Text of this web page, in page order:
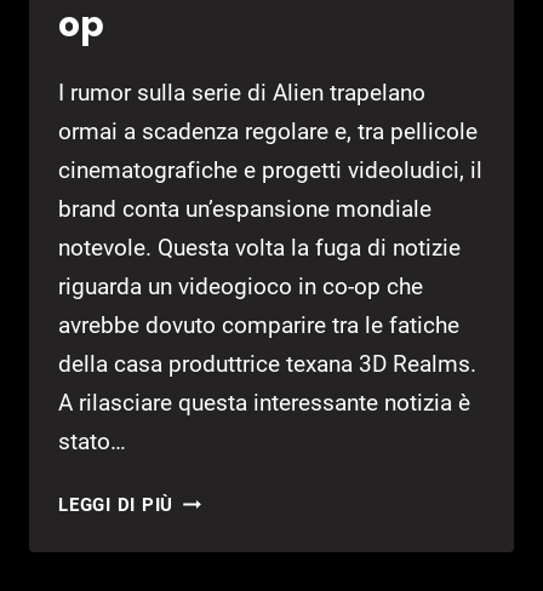
op
I rumor sulla serie di Alien trapelano
ormai a scadenza regolare e, tra pellicole
cinematografiche e progetti videoludici, il
brand conta un’espansione mondiale
notevole. Questa volta la fuga di notizie
riguarda un videogioco in co-op che
avrebbe dovuto comparire tra le fatiche
della casa produttrice texana 3D Realms.
A rilasciare questa interessante notizia è
stato…
LEGGI DI PIÙ ALIEN: